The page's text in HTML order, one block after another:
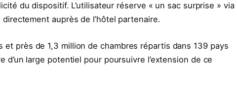
du dispositif. L’utilisateur réserve « un sac surprise » via
auprès de l’hôtel partenaire.
et près de 1,3 million de chambres répartis dans 139 pays
large potentiel pour poursuivre l’extension de ce